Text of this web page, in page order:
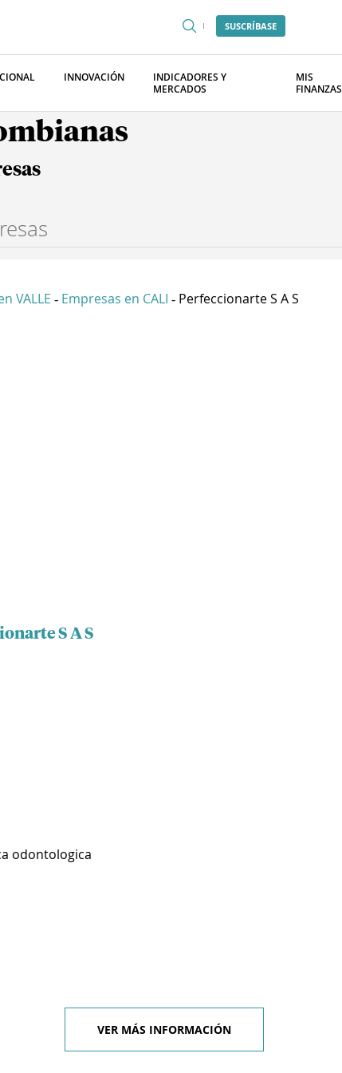
SUSCRÍBASE
INNOVACIÓN
INDICADORES Y
MERCADOS
MIS
FINANZAS
VALLE - Empresas en CALI - Perfeccionarte S A S
S A S
odontologica
VER MÁS INFORMACIÓN